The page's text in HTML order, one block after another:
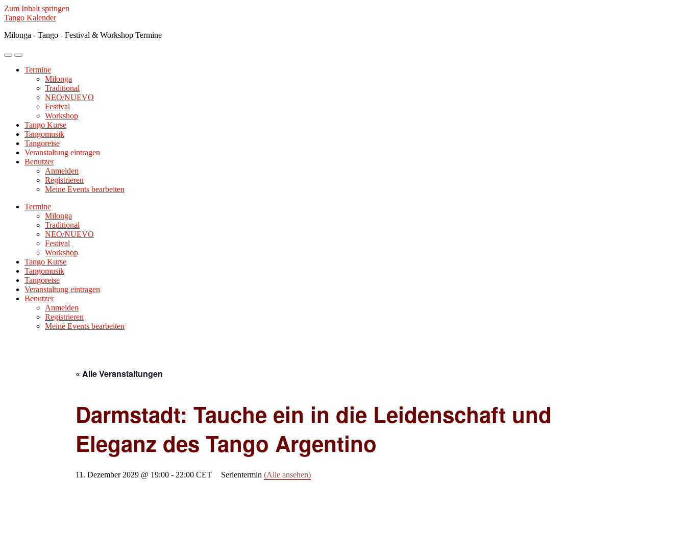
Zum Inhalt springen
Tango Kalender
Milonga - Tango - Festival & Workshop Termine
Mobile-
ein-/ausblenden
Suchfeld
ein-/ausblenden
Termine
Milonga
Traditional
NEO/NUEVO
Festival
Workshop
Tango Kurse
Tangomusik
Tangoreise
Veranstaltung eintragen
Benutzer
Anmelden
Registrieren
Meine Events bearbeiten
Termine
Milonga
Traditional
NEO/NUEVO
Festival
Workshop
Tango Kurse
Tangomusik
Tangoreise
Veranstaltung eintragen
Benutzer
Anmelden
Registrieren
Meine Events bearbeiten
« Alle Veranstaltungen
Darmstadt: Tauche ein in die Leidenschaft und
Eleganz des Tango Argentino
11. Dezember 2029 @ 19:00 - 22:00 CET Serientermin (Alle ansehen)